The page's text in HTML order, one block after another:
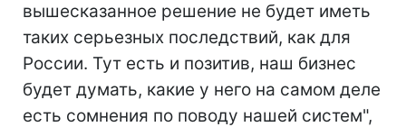
вышесказанное решение не будет иметь
таких серьезных последствий, как для
России. Тут есть и позитив, наш бизнес
будет думать, какие у него на самом деле
есть сомнения по поводу нашей систем",